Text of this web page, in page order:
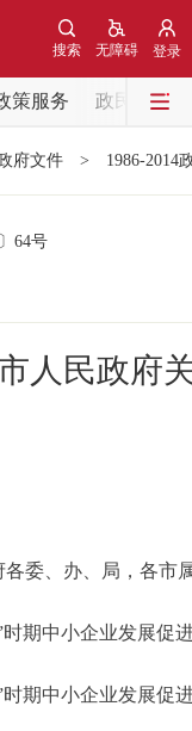
登录
无障碍
搜索
策服务
政民互动
府文件 > 1986-2014
64号
人民政府
委、办、局，各市
中小企业发展促
期中小企业发展促